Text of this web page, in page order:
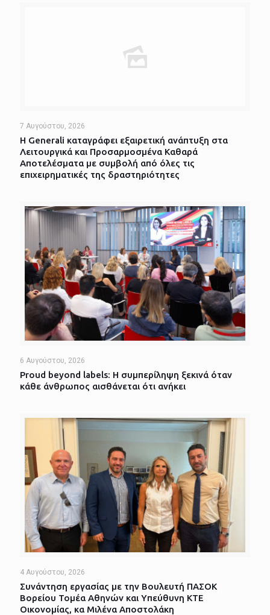
7 Αυγούστου, 2026
Η Generali καταγράφει εξαιρετική ανάπτυξη στα
Λειτουργικά και Προσαρμοσμένα Καθαρά
Αποτελέσματα με συμβολή από όλες τις
επιχειρηματικές της δραστηριότητες
6 Αυγούστου, 2026
Proud beyond labels: Η συμπερίληψη ξεκινά όταν
κάθε άνθρωπος αισθάνεται ότι ανήκει
4 Αυγούστου, 2026
Συνάντηση εργασίας με την Βουλευτή ΠΑΣΟΚ
Βορείου Τομέα Αθηνών και Υπεύθυνη ΚΤΕ
Οικονομίας, κα Μιλένα Αποστολάκη